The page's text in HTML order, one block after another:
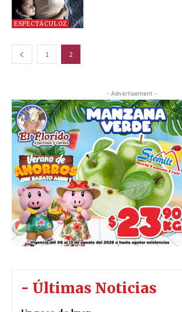
ESPECTÁCULOZ
1 2
- Advertisement -
- Últimas Noticias